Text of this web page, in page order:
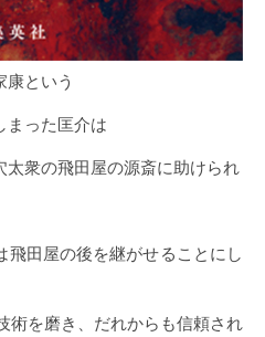
という
まった匡介は
衆の飛田屋の源斎に助けられ
飛田屋の後を継がせることにし
術を磨き、だれからも信頼され